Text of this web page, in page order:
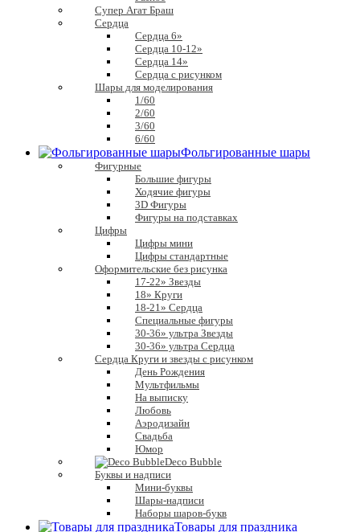
Супер Агат Браш
Сердца
Сердца 6»
Сердца 10-12»
Сердца 14»
Сердца с рисунком
Шары для моделирования
1/60
2/60
3/60
6/60
Фольгированные шары
Фигурные
Большие фигуры
Ходячие фигуры
3D Фигуры
Фигуры на подставках
Цифры
Цифры мини
Цифры стандартные
Оформительские без рисунка
17-22» Звезды
18» Круги
18-21» Сердца
Специальные фигуры
30-36» ультра Звезды
30-36» ультра Сердца
Сердца Круги и звезды с рисунком
День Рождения
Мультфильмы
На выписку
Любовь
Аэродизайн
Свадьба
Юмор
Deco Bubble
Буквы и надписи
Мини-буквы
Шары-надписи
Наборы шаров-букв
Товары для праздника